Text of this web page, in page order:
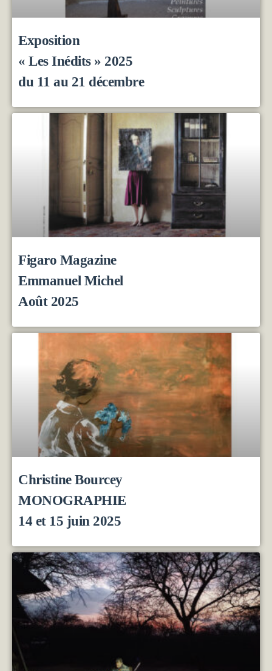
Exposition
« Les Inédits » 2025
du 11 au 21 décembre
Figaro Magazine
Emmanuel Michel
Août 2025
Christine Bourcey
MONOGRAPHIE
14 et 15 juin 2025